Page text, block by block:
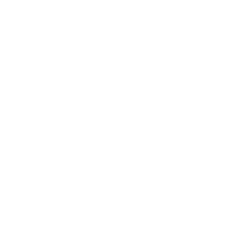
বিচার দাবি আইনজীবীর
বিএনপি কর্মী পলাশ হত্যা
রহস্য উন্মোচন, গ্রেফতার ৪